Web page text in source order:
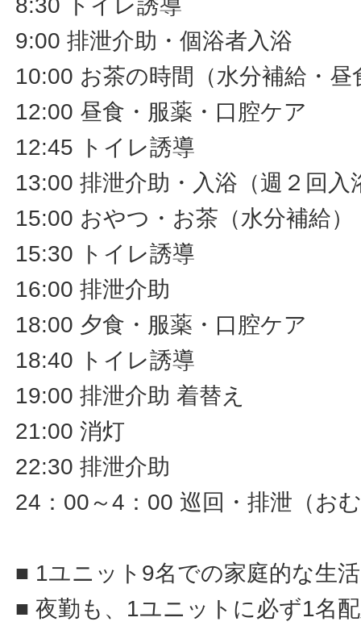
8:30 トイレ誘導
9:00 排泄介助・個浴者入浴
10:00 お茶の時間（水分補給・昼
12:00 昼食・服薬・口腔ケア
12:45 トイレ誘導
13:00 排泄介助・入浴（週２回入
15:00 おやつ・お茶（水分補給）
15:30 トイレ誘導
16:00 排泄介助
18:00 夕食・服薬・口腔ケア
18:40 トイレ誘導
19:00 排泄介助 着替え
21:00 消灯
22:30 排泄介助
24：00～4：00 巡回・排泄（お
■ 1ユニット9名での家庭的な生
■ 夜勤も、1ユニットに必ず1名